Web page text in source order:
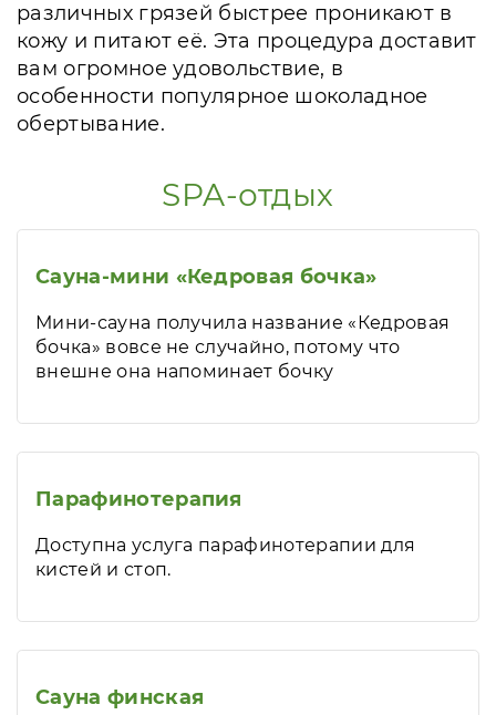
различных грязей быстрее проникают в
кожу и питают её. Эта процедура доставит
вам огромное удовольствие, в
особенности популярное шоколадное
обертывание.
SPA-отдых
Сауна-мини «Кедровая бочка»
Мини-сауна получила название «Кедровая
бочка» вовсе не случайно, потому что
внешне она напоминает бочку
Парафинотерапия
Доступна услуга парафинотерапии для
кистей и стоп.
Сауна финская